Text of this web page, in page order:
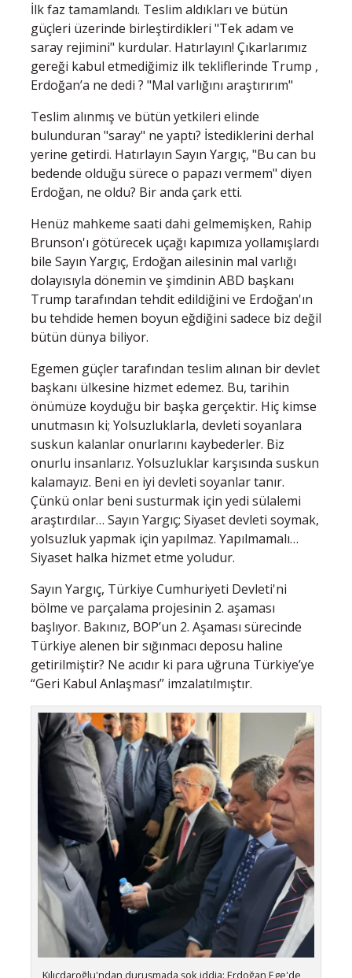
İlk faz tamamlandı. Teslim aldıkları ve bütün
güçleri üzerinde birleştirdikleri "Tek adam ve
saray rejimini" kurdular. Hatırlayın! Çıkarlarımız
gereği kabul etmediğimiz ilk tekliflerinde Trump ,
Erdoğan’a ne dedi ? "Mal varlığını araştırırım"
Teslim alınmış ve bütün yetkileri elinde
bulunduran "saray" ne yaptı? İstediklerini derhal
yerine getirdi. Hatırlayın Sayın Yargıç, "Bu can bu
bedende olduğu sürece o papazı vermem" diyen
Erdoğan, ne oldu? Bir anda çark etti.
Henüz mahkeme saati dahi gelmemişken, Rahip
Brunson'ı götürecek uçağı kapımıza yollamışlardı
bile Sayın Yargıç, Erdoğan ailesinin mal varlığı
dolayısıyla dönemin ve şimdinin ABD başkanı
Trump tarafından tehdit edildiğini ve Erdoğan'ın
bu tehdide hemen boyun eğdiğini sadece biz değil
bütün dünya biliyor.
Egemen güçler tarafından teslim alınan bir devlet
başkanı ülkesine hizmet edemez. Bu, tarihin
önümüze koyduğu bir başka gerçektir. Hiç kimse
unutmasın ki; Yolsuzluklarla, devleti soyanlara
suskun kalanlar onurlarını kaybederler. Biz
onurlu insanlarız. Yolsuzluklar karşısında suskun
kalamayız. Beni en iyi devleti soyanlar tanır.
Çünkü onlar beni susturmak için yedi sülalemi
araştırdılar… Sayın Yargıç; Siyaset devleti soymak,
yolsuzluk yapmak için yapılmaz. Yapılmamalı…
Siyaset halka hizmet etme yoludur.
Sayın Yargıç, Türkiye Cumhuriyeti Devleti'ni
bölme ve parçalama projesinin 2. aşaması
başlıyor. Bakınız, BOP’un 2. Aşaması sürecinde
Türkiye alenen bir sığınmacı deposu haline
getirilmiştir? Ne acıdır ki para uğruna Türkiye’ye
“Geri Kabul Anlaşması” imzalatılmıştır.
Kılıçdaroğlu'ndan duruşmada şok iddia: Erdoğan Ege'de